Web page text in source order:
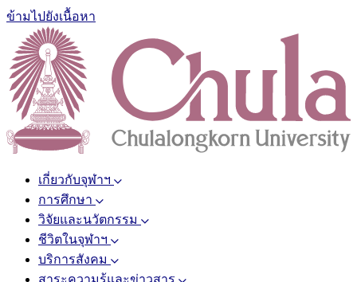
ข้ามไปยังเนื้อหา
เกี่ยวกับจุฬาฯ
การศึกษา
วิจัยและนวัตกรรม
ชีวิตในจุฬาฯ
บริการสังคม
สาระความรู้และข่าวสาร